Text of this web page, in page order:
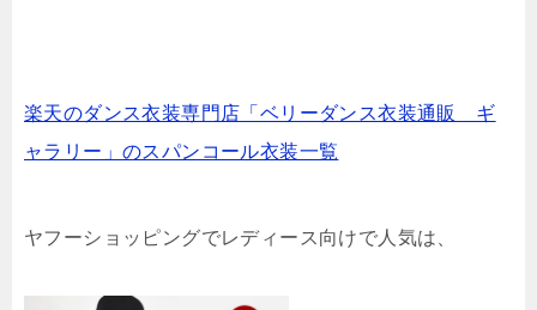
楽天のダンス衣装専門店「ベリーダンス衣装通販 ギ
ャラリー」のスパンコール衣装一覧
ヤフーショッピングでレディース向けで人気は、